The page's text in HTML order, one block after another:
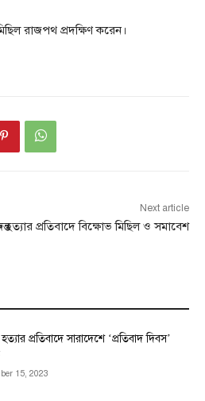
রাজপথ প্রদক্ষিণ করেন।
Next article
প্রতিবাদে বিক্ষোভ মিছিল ও সমাবেশ
প্রতিবাদে সারাদেশে ‘প্রতিবাদ দিবস’
15, 2023